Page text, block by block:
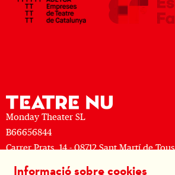
Monday Theater SL
B66656844
Carrer Prats, 14 - 08712 Sant Martí de Tous
M: (+34) 677 519 625 · T: (+34) 93 805 08 63
Informació sobre cookies